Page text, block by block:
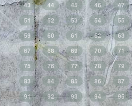
43
44 45 46 47
51
52 53 54 55
59
60 61 62 63
67
68 69 70 71
75
76 77 78 79
83
84 85 86 87
91
92 93 94 95